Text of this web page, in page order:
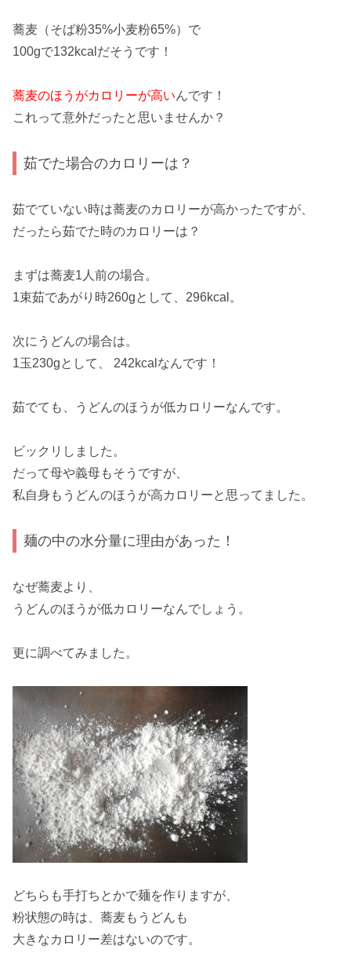
蕎麦 （そば粉35%小麦粉65%）で
100gで132kcal だそうです！
蕎麦のほうがカロリーが高いんです！
これって意外だったと思いませんか？
茹でた場合のカロリーは？
茹でていない時は蕎麦のカロリーが高かったですが、
だったら茹でた時のカロリーは ？
まずは蕎麦1人前の場合。
1束茹であがり時260gとして、 296kcal 。
次にうどんの場合は。
1玉230gとして、
242kcal なんです！
茹でても、うどんのほうが低カロリーなんです。
ビックリしました。
だって母や義母もそうですが、
私自身も うどんのほうが高カロリーと思ってました。
麺の中の水分量に理由があった！
なぜ蕎麦より、
うどんのほうが低カロリーなんでしょう。
更に調べてみました。
どちらも手打ちとかで麺を作りますが、
粉状態の時は、蕎麦もうどんも
大きなカロリー差はないのです。